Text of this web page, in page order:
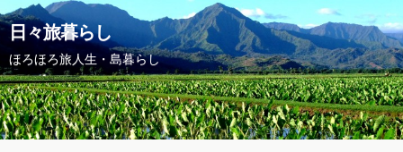
日々旅暮らし
ほろほろ旅人生・島暮らし